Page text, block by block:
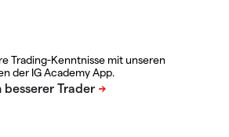
Trading-Kenntnisse mit unseren
der IG Academy App.